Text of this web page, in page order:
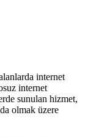
internet
internet
sunulan hizmet,
olmak üzere